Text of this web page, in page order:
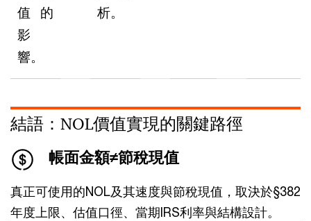
值的
影
響。
析。
結語：NOL價值實現的關鍵路徑
帳面金額≠節稅現值
真正可使用的NOL及其速度與節稅現值，取決於§382
年度上限、估值口徑、當期IRS利率與結構設計。